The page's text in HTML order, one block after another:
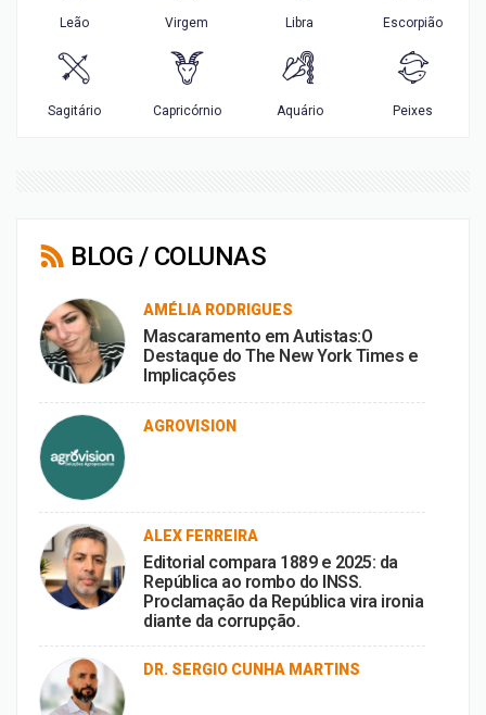
BLOG / COLUNAS
AMÉLIA RODRIGUES
Mascaramento em Autistas:O
Destaque do The New York Times e
Implicações
AGROVISION
ALEX FERREIRA
Editorial compara 1889 e 2025: da
República ao rombo do INSS.
Proclamação da República vira ironia
diante da corrupção.
DR. SERGIO CUNHA MARTINS